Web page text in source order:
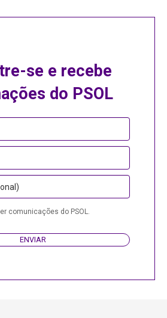
se e recebe
do PSOL
comunicações do PSOL.
ENVIAR